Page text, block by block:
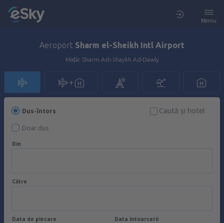
Meniu
Aeroport Sharm el-Sheikh Intl Airport
Maṭār Sharm Ash-Shaykh Ad-Dawly
Dus-întors
Doar dus
Caută şi hotel
Din
Către
Data de plecare Data întoarcerii